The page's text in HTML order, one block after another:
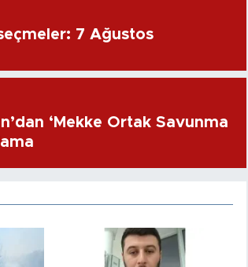
7 Ağustos
‘Mekke Ortak Savunma